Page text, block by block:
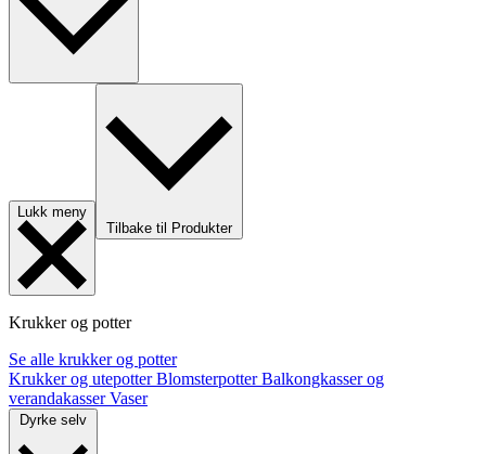
Lukk meny
Tilbake til Produkter
Krukker og potter
Se alle krukker og potter
Krukker og utepotterBlomsterpotterBalkongkasser og
verandakasserVaser